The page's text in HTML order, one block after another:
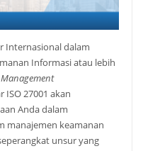
Internasional dalam
Informasi atau lebih
ISO 27001 akan
Anda dalam
manajemen keamanan
unsur yang